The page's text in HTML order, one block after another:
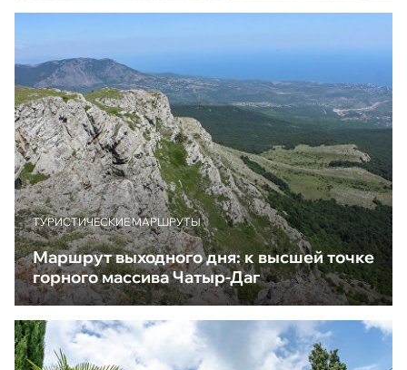
ТУРИСТИЧЕСКИЕ МАРШРУТЫ
Маршрут выходного дня: к высшей точке
горного массива Чатыр-Даг